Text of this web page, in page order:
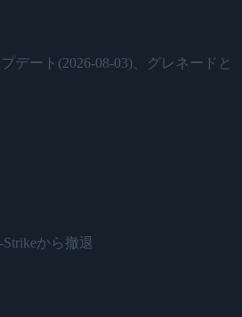
プデート(2026-08-03)、グレネードと
Strikeから撤退